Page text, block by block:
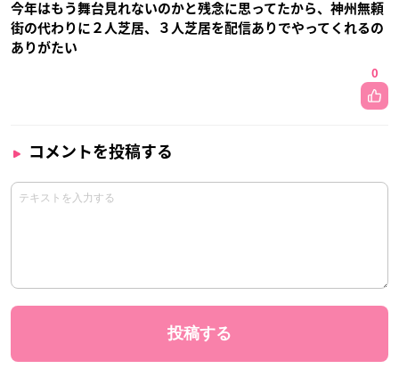
今年はもう舞台見れないのかと残念に思ってたから、神州無頼
街の代わりに２人芝居、３人芝居を配信ありでやってくれるの
ありがたい
0
コメントを投稿する